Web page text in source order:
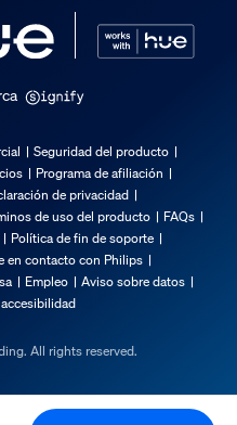
(IRC)
Seguridad del producto
Programa de afiliación
de privacidad
de uso del producto
FAQs
Política de fin de soporte
en contacto con Philips
Empleo
Aviso sobre datos
All rights reserved.